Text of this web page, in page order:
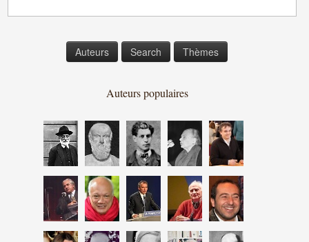
Auteurs Search Thèmes
Auteurs populaires